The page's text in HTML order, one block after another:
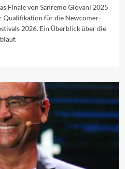
Finale von Sanremo Giovani 2025
Qualifikation für die Newcomer-
2026. Ein Überblick über die